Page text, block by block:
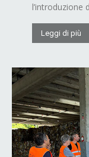
l’introduzione
Leggi di più